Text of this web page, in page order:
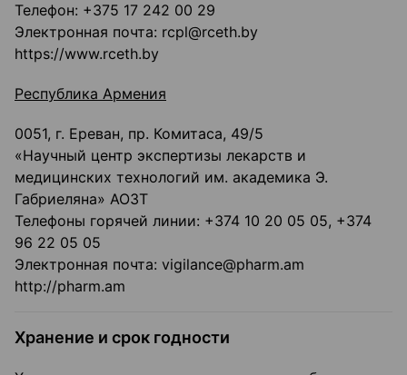
Телефон: +375 17 242 00 29
Электронная почта: rcpl@rceth.by
https://www.rceth.by
Республика Армения
0051, г. Ереван, пр. Комитаса, 49/5
«Научный центр экспертизы лекарств и
медицинских технологий им. академика Э.
Габриеляна» АОЗТ
Телефоны горячей линии: +374 10 20 05 05, +374
96 22 05 05
Электронная почта: vigilance@pharm.am
http://pharm.am
Хранение и срок годности